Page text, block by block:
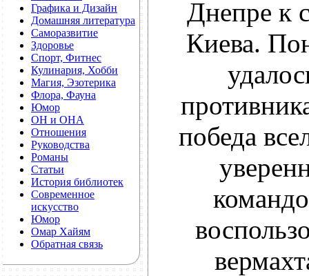
Графика и Дизайн
Домашняя литература
Саморазвитие
Здоровье
Спорт, Фитнес
Кулинария, Хобби
Магия, Эзотерика
Флора, Фауна
Юмор
ОН и ОНА
Отношения
Руководства
Романы
Статьи
История библиотек
Современное
искусство
Юмор
Омар Хайям
Обратная связь
Днепре к
Киева.
победа